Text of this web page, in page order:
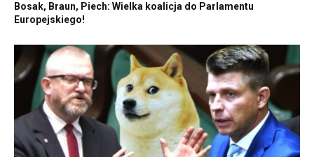
Bosak, Braun, Piech: Wielka koalicja do Parlamentu
Europejskiego!